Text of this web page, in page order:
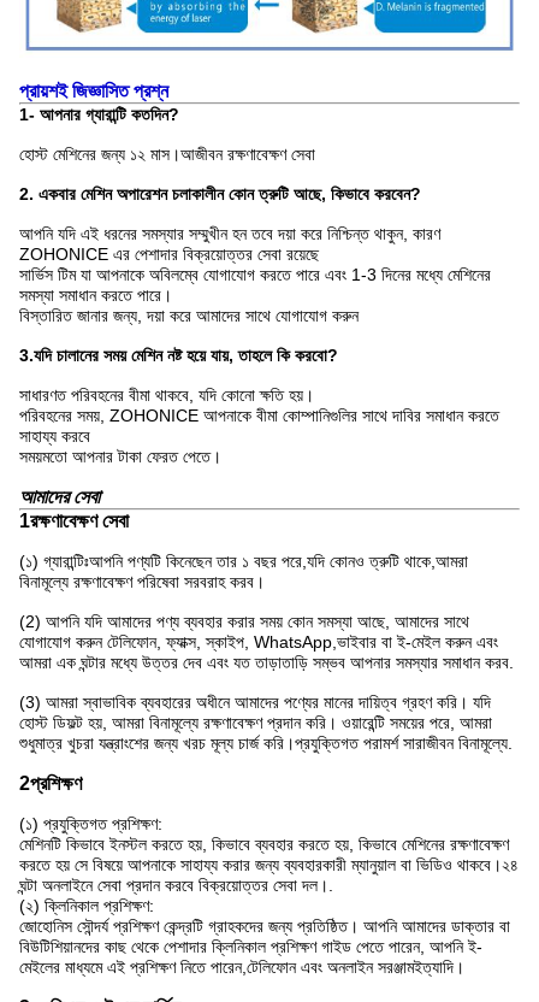
প্রায়শই জিজ্ঞাসিত প্রশ্ন
1- আপনার গ্যারান্টি কতদিন?
হোস্ট মেশিনের জন্য ১২ মাস।আজীবন রক্ষণাবেক্ষণ সেবা
2. একবার মেশিন অপারেশন চলাকালীন কোন ত্রুটি আছে, কিভাবে করবেন?
আপনি যদি এই ধরনের সমস্যার সম্মুখীন হন তবে দয়া করে নিশ্চিন্ত থাকুন, কারণ
ZOHONICE এর পেশাদার বিক্রয়োত্তর সেবা রয়েছে
সার্ভিস টিম যা আপনাকে অবিলম্বে যোগাযোগ করতে পারে এবং 1-3 দিনের মধ্যে মেশিনের
সমস্যা সমাধান করতে পারে।
বিস্তারিত জানার জন্য, দয়া করে আমাদের সাথে যোগাযোগ করুন
3.যদি চালানের সময় মেশিন নষ্ট হয়ে যায়, তাহলে কি করবো?
সাধারণত পরিবহনের বীমা থাকবে, যদি কোনো ক্ষতি হয়।
পরিবহনের সময়, ZOHONICE আপনাকে বীমা কোম্পানিগুলির সাথে দাবির সমাধান করতে
সাহায্য করবে
সময়মতো আপনার টাকা ফেরত পেতে।
আমাদের সেবা
1রক্ষণাবেক্ষণ সেবা
(১) গ্যারান্টিঃআপনি পণ্যটি কিনেছেন তার ১ বছর পরে,যদি কোনও ত্রুটি থাকে,আমরা
বিনামূল্যে রক্ষণাবেক্ষণ পরিষেবা সরবরাহ করব।
(2) আপনি যদি আমাদের পণ্য ব্যবহার করার সময় কোন সমস্যা আছে, আমাদের সাথে
যোগাযোগ করুন টেলিফোন, ফ্যাক্স, স্কাইপ, WhatsApp,ভাইবার বা ই-মেইল করুন এবং
আমরা এক ঘন্টার মধ্যে উত্তর দেব এবং যত তাড়াতাড়ি সম্ভব আপনার সমস্যার সমাধান করব.
(3) আমরা স্বাভাবিক ব্যবহারের অধীনে আমাদের পণ্যের মানের দায়িত্ব গ্রহণ করি। যদি
হোস্ট ডিফল্ট হয়, আমরা বিনামূল্যে রক্ষণাবেক্ষণ প্রদান করি। ওয়ারেন্টি সময়ের পরে, আমরা
শুধুমাত্র খুচরা যন্ত্রাংশের জন্য খরচ মূল্য চার্জ করি।প্রযুক্তিগত পরামর্শ সারাজীবন বিনামূল্যে.
2প্রশিক্ষণ
(১) প্রযুক্তিগত প্রশিক্ষণ:
মেশিনটি কিভাবে ইনস্টল করতে হয়, কিভাবে ব্যবহার করতে হয়, কিভাবে মেশিনের রক্ষণাবেক্ষণ
করতে হয় সে বিষয়ে আপনাকে সাহায্য করার জন্য ব্যবহারকারী ম্যানুয়াল বা ভিডিও থাকবে।২৪
ঘন্টা অনলাইনে সেবা প্রদান করবে বিক্রয়োত্তর সেবা দল।.
(২) ক্লিনিকাল প্রশিক্ষণ:
জোহোনিস সৌন্দর্য প্রশিক্ষণ কেন্দ্রটি গ্রাহকদের জন্য প্রতিষ্ঠিত। আপনি আমাদের ডাক্তার বা
বিউটিশিয়ানদের কাছ থেকে পেশাদার ক্লিনিকাল প্রশিক্ষণ গাইড পেতে পারেন, আপনি ই-
মেইলের মাধ্যমে এই প্রশিক্ষণ নিতে পারেন,টেলিফোন এবং অনলাইন সরঞ্জামইত্যাদি।